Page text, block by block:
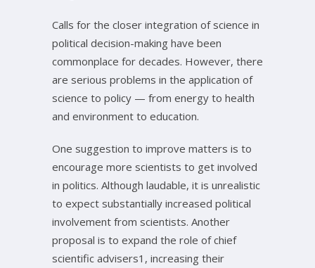
Calls for the closer integration of science in
political decision-making have been
commonplace for decades. However, there
are serious problems in the application of
science to policy — from energy to health
and environment to education.
One suggestion to improve matters is to
encourage more scientists to get involved
in politics. Although laudable, it is unrealistic
to expect substantially increased political
involvement from scientists. Another
proposal is to expand the role of chief
scientific advisers1, increasing their